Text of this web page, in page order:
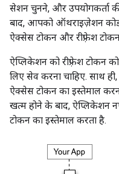
सेशन चुनने, और उपयोगकर्ता
बाद, आपको ऑथराइज़ेशन
ऐक्सेस टोकन और रीफ़्रेश
ऐप्लिकेशन को रीफ़्रेश टोकन
लिए सेव करना चाहिए. साथ
ऐक्सेस टोकन का इस्तेमाल
खत्म होने के बाद, ऐप्लिकेशन
टोकन का इस्तेमाल करता है.